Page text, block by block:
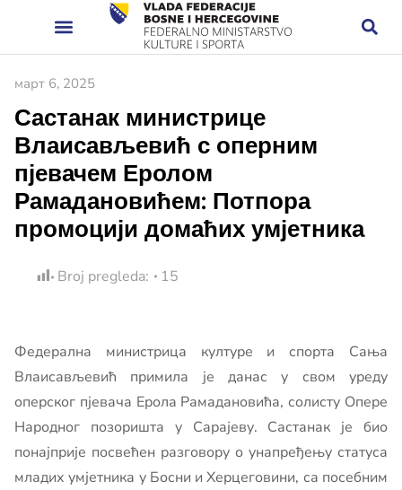
март 6, 2025
Састанак министрице
Влаисављевић с оперним
пјевачем Еролом
Рамадановићем: Потпора
промоцији домаћих умјетника
Broj pregleda: 15
Федерална министрица културе и спорта Сања
Влаисављевић примила је данас у свом уреду
оперског пјевача Ерола Рамадановића, солисту Опере
Народног позоришта у Сарајеву. Састанак је био
понајприје посвећен разговору о унапређењу статуса
младих умјетника у Босни и Херцеговини, са посебним